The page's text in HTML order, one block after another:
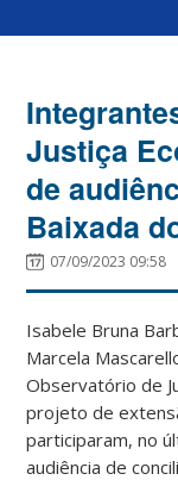
Justiça
de
Baixada
07/09/2023 09:58
Isabele Bruna
Marcela
Observatório de
projeto de
participaram, no
audiência de